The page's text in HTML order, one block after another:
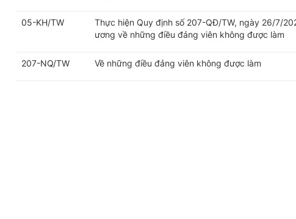
05-KH/TW
Thực hiện Quy định số 207-QĐ/TW, ngày 26/7/
ương về những điều đảng viên không được làm
207-NQ/TW Về những điều đảng viên không được làm